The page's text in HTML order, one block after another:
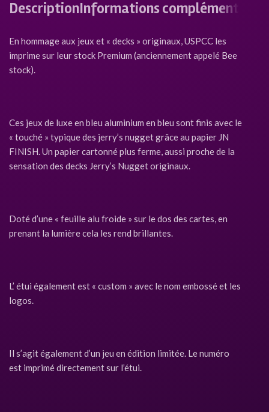
DescriptionInformations complémentaires
En hommage aux jeux et « decks » originaux, USPCC les
imprime sur leur stock Premium (anciennement appelé Bee
stock).
Ces jeux de luxe en bleu aluminium en bleu sont finis avec le
« touché » typique des jerry’s nugget grâce au papier JN
FINISH. Un papier cartonné plus ferme, aussi proche de la
sensation des decks Jerry’s Nugget originaux.
Doté d’une « feuille alu froide » sur le dos des cartes, en
prenant la lumière cela les rend brillantes.
L’ étui également est « custom » avec le nom embossé et les
logos.
Il s’agit également d’un jeu en édition limitée. Le numéro
est imprimé directement sur l’étui.